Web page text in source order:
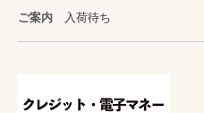
ご案内 入荷待ち